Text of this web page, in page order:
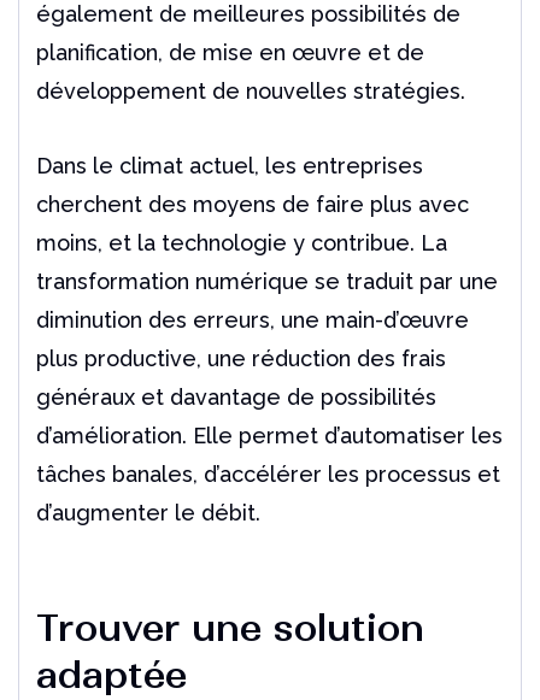
également de meilleures possibilités de
planification, de mise en œuvre et de
développement de nouvelles stratégies.
Dans le climat actuel, les entreprises
cherchent des moyens de faire plus avec
moins, et la technologie y contribue. La
transformation numérique se traduit par une
diminution des erreurs, une main-d’œuvre
plus productive, une réduction des frais
généraux et davantage de possibilités
d’amélioration. Elle permet d’automatiser les
tâches banales, d’accélérer les processus et
d’augmenter le débit.
Trouver une solution
adaptée